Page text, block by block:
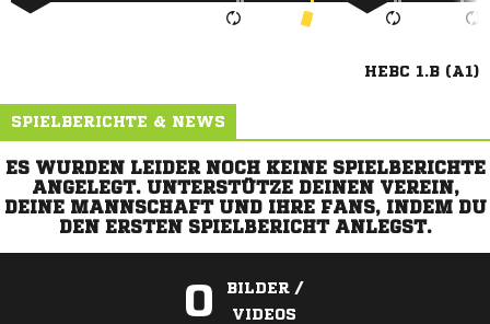
HEBC 1.B (A1)
SPIELBERICHTE & NEWS
ES WURDEN LEIDER NOCH KEINE SPIELBERICHTE
ANGELEGT. UNTERSTÜTZE DEINEN VEREIN,
DEINE MANNSCHAFT UND IHRE FANS, INDEM DU
DEN ERSTEN SPIELBERICHT ANLEGST.
0
BILDER /
VIDEOS